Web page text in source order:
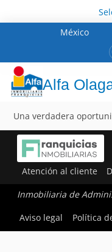
México
Alfa
Una verdadera
Atención al cliente
Inmobiliaria de
Aviso legal
Política